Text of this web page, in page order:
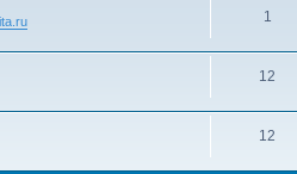
1
12
12